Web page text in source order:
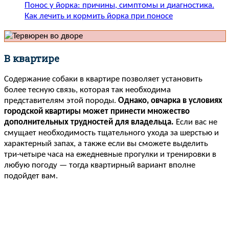
Понос у йорка: причины, симптомы и диагностика.
Как лечить и кормить йорка при поносе
В квартире
Содержание собаки в квартире позволяет установить
более тесную связь, которая так необходима
представителям этой породы. Однако, овчарка в условиях
городской квартиры может принести множество
дополнительных трудностей для владельца. Если вас не
смущает необходимость тщательного ухода за шерстью и
характерный запах, а также если вы сможете выделить
три-четыре часа на ежедневные прогулки и тренировки в
любую погоду — тогда квартирный вариант вполне
подойдет вам.